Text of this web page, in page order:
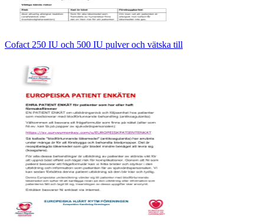
Cofact 250 IU och 500 IU pulver och vätska till